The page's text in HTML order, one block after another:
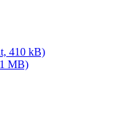
410 kB)
MB)